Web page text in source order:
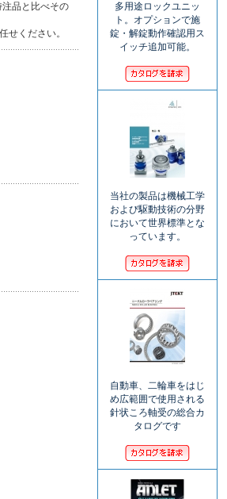
品と比べその
せください。
多用途ロックユニッ
ト。オプションで施
錠・解錠動作確認用ス
イッチ追加可能。
当社の製品は機械工学
および駆動技術の分野
において世界標準とな
っています。
自動車、二輪車をはじ
め広範囲で使用される
針状ころ軸受の総合カ
タログです